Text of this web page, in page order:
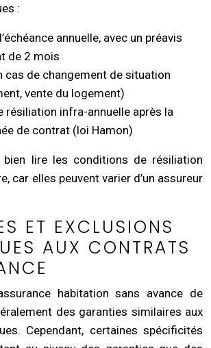
:
annuelle, avec un préavis
de 2 mois
cas de changement de situation
vente du logement)
résiliation infra-annuelle après la
de contrat (loi Hamon)
lire les conditions de résiliation
car elles peuvent varier d’un assureur
ET EXCLUSIONS
AUX CONTRATS
habitation sans avance de
des garanties similaires aux
Cependant, certaines spécificités